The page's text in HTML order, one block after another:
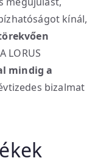
kínál,
LORUS
mindig a
bizalmat